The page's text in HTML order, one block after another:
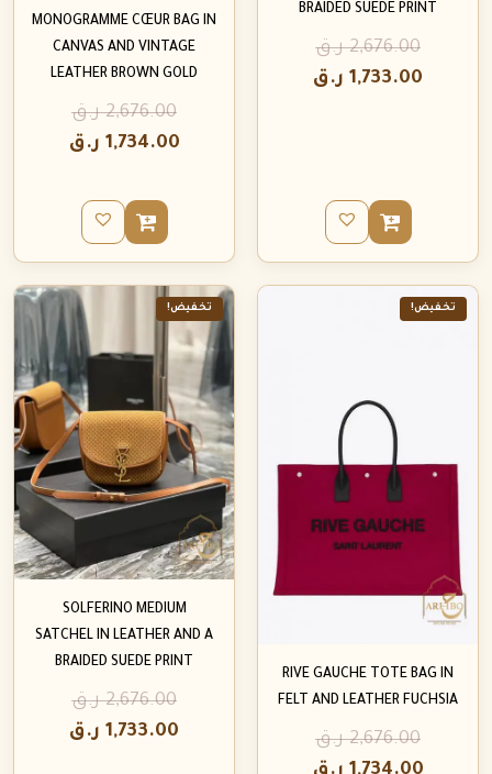
BRAIDED SUEDE PRINT
2,676.00 ر.ق
1,733.00 ر.ق
MONOGRAMME CŒUR BAG IN
CANVAS AND VINTAGE
LEATHER BROWN GOLD
2,676.00 ر.ق
1,734.00 ر.ق
تخفيض!
RIVE GAUCHE TOTE BAG IN
FELT AND LEATHER FUCHSIA
2,676.00 ر.ق
تخفيض!
SOLFERINO MEDIUM
SATCHEL IN LEATHER AND A
BRAIDED SUEDE PRINT
2,676.00 ر.ق
1,733.00 ر.ق